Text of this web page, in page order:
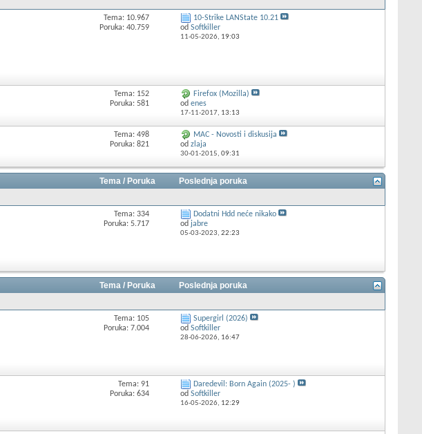
Tema: 10.967
Poruka: 40.759
10-Strike LANState 10.21
od Softkiller
11-05-2026, 19:03
Tema: 152
Poruka: 581
Firefox (Mozilla)
od enes
17-11-2017, 13:13
Tema: 498
Poruka: 821
MAC - Novosti i diskusija
od zlaja
30-01-2015, 09:31
Tema / Poruka
Poslednja poruka
Tema: 334
Poruka: 5.717
Dodatni Hdd neće nikako
od jabre
05-03-2023, 22:23
Tema / Poruka
Poslednja poruka
Tema: 105
Poruka: 7.004
Supergirl (2026)
od Softkiller
28-06-2026, 16:47
Tema: 91
Poruka: 634
Daredevil: Born Again (2025- )
od Softkiller
16-05-2026, 12:29